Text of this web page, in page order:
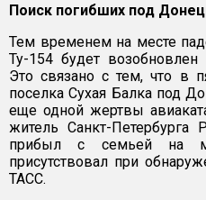
Поиск погибших под
Тем временем на месте
Ту-154 будет
Это связано с тем, что в
поселка Сухая Балка под
еще одной жертвы
житель Санкт-Петербурга
прибыл с семьей на
присутствовал при
ТАСС.